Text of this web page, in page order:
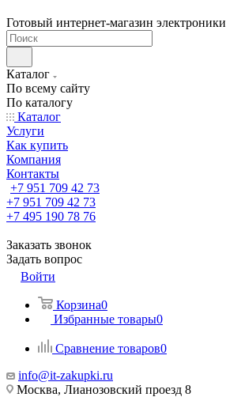
Готовый интернет-магазин электроники
Каталог
По всему сайту
По каталогу
Каталог
Услуги
Как купить
Компания
Контакты
+7 951 709 42 73
+7 951 709 42 73
+7 495 190 78 76
Заказать звонок
Задать вопрос
Войти
Корзина0
Избранные товары0
Сравнение товаров0
info@it-zakupki.ru
Москва, Лианозовский проезд 8